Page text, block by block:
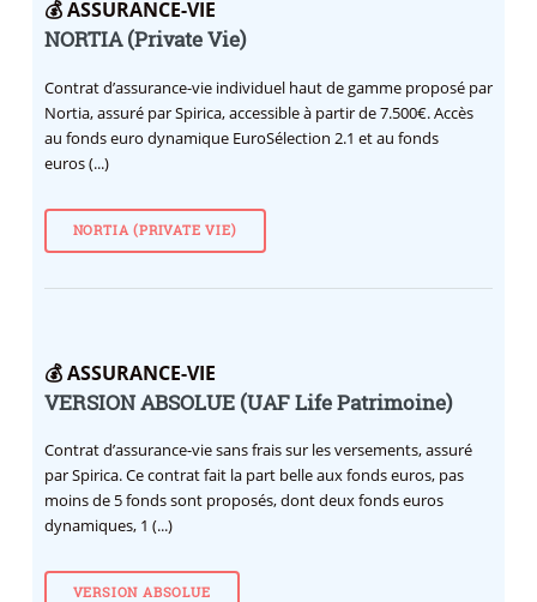
💰 ASSURANCE-VIE
NORTIA (Private Vie)
Contrat d’assurance-vie individuel haut de gamme proposé par
Nortia, assuré par Spirica, accessible à partir de 7.500€. Accès
au fonds euro dynamique EuroSélection 2.1 et au fonds
euros (...)
NORTIA (PRIVATE VIE)
💰 ASSURANCE-VIE
VERSION ABSOLUE (UAF Life Patrimoine)
Contrat d’assurance-vie sans frais sur les versements, assuré
par Spirica. Ce contrat fait la part belle aux fonds euros, pas
moins de 5 fonds sont proposés, dont deux fonds euros
dynamiques, 1 (...)
VERSION ABSOLUE